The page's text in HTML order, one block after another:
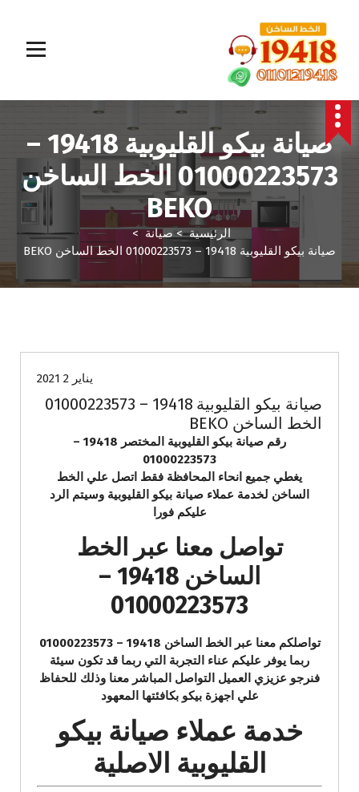
البوتاجازات، الثلاجات وغيرها داخل القاهرة والجيزة وجميع المحافظات. اتصل بنا الآن!
صيانة بيكو القليوبية 19418 –
01000223573 الخط الساخن
BEKO
الرئيسية>صيانة>
صيانة بيكو القليوبية 19418 – 01000223573 الخط الساخن BEKO
يناير 2 2021
صيانة بيكو القليوبية 19418 – 01000223573
الخط الساخن BEKO
رقم صيانة بيكو القليوبية المختصر 19418 –
01000223573
يغطي جميع انحاء المحافظة فقط اتصل علي الخط
الساخن لخدمة عملاء صيانة بيكو القليوبية وسيتم الرد
عليكم فورا
تواصل معنا عبر الخط
الساخن 19418 –
01000223573
تواصلكم معنا عبر الخط الساخن 19418 – 01000223573
ربما يوفر عليكم عناء التجربة التي ربما قد تكون سيئة
فنرجو عزيزي العميل التواصل المباشر معنا وذلك للحفاظ
علي اجهزة بيكو بكافئتها المعهود
خدمة عملاء صيانة بيكو
القليوبية الاصلية